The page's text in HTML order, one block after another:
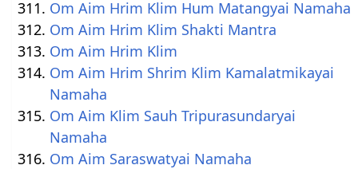
Om Aim Hrim Klim Hum Matangyai Namaha
Om Aim Hrim Klim Shakti Mantra
Om Aim Hrim Klim
Om Aim Hrim Shrim Klim Kamalatmikayai
Namaha
Om Aim Klim Sauh Tripurasundaryai
Namaha
Om Aim Saraswatyai Namaha